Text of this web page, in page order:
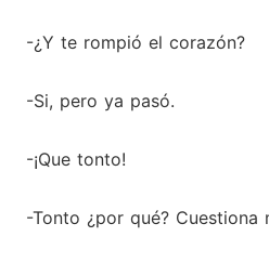
-¿Y te rompió el corazón?
-Si, pero ya pasó.
-¡Que tonto!
-Tonto ¿por qué? Cuestiona